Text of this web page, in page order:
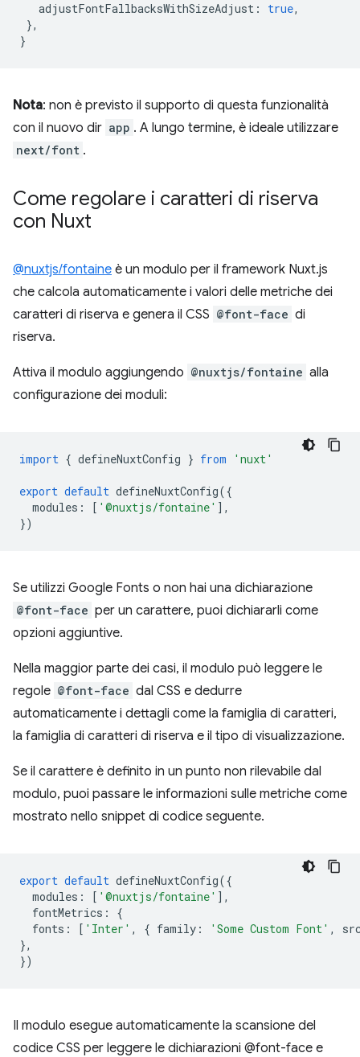
adjustFontFallbacksWithSizeAdjust : true,
},
}
Nota: non è previsto il supporto di questa funzionalità
con il nuovo dir app . A lungo termine, è ideale utilizzare
next/font .
Come regolare i caratteri di riserva
con Nuxt
@nuxtjs/fontaine è un modulo per il framework Nuxt.js
che calcola automaticamente i valori delle metriche dei
caratteri di riserva e genera il CSS @font-face di
riserva.
Attiva il modulo aggiungendo @nuxtjs/fontaine alla
configurazione dei moduli:
import { defineNuxtConfig } from 'nuxt'
export default defineNuxtConfig({
modules : [ '@nuxtjs/fontaine' ],
})
Se utilizzi Google Fonts o non hai una dichiarazione
@font-face per un carattere, puoi dichiararli come
opzioni aggiuntive.
Nella maggior parte dei casi, il modulo può leggere le
regole @font-face dal CSS e dedurre
automaticamente i dettagli come la famiglia di caratteri,
la famiglia di caratteri di riserva e il tipo di visualizzazione.
Se il carattere è definito in un punto non rilevabile dal
modulo, puoi passare le informazioni sulle metriche come
mostrato nello snippet di codice seguente.
export default defineNuxtConfig({
modules : [ '@nuxtjs/fontaine' ],
fontMetrics :
{
fonts : [ 'Inter' , { family : 'Some Custom Font' ,
},
})
Il modulo esegue automaticamente la scansione del
codice CSS per leggere le dichiarazioni @font-face e